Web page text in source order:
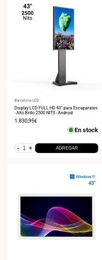
Proveedor:
Barcelona LED
Display LCD FULL HD 43" para Escaparates
- Alto Brillo 2500 NITS - Android
Precio
1.830,95€
En stock
- + AGREGAR